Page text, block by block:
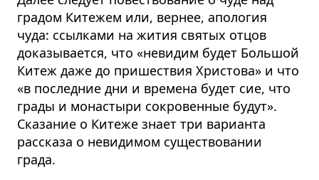
градом Китежем или, вернее, апология
чуда: ссылками на жития святых отцов
доказывается, что «невидим будет Большой
Китеж даже до пришествия Христова» и что
«в последние дни и времена будет сие, что
грады и монастыри сокровенные будут».
Сказание о Китеже знает три варианта
рассказа о невидимом существовании
града.